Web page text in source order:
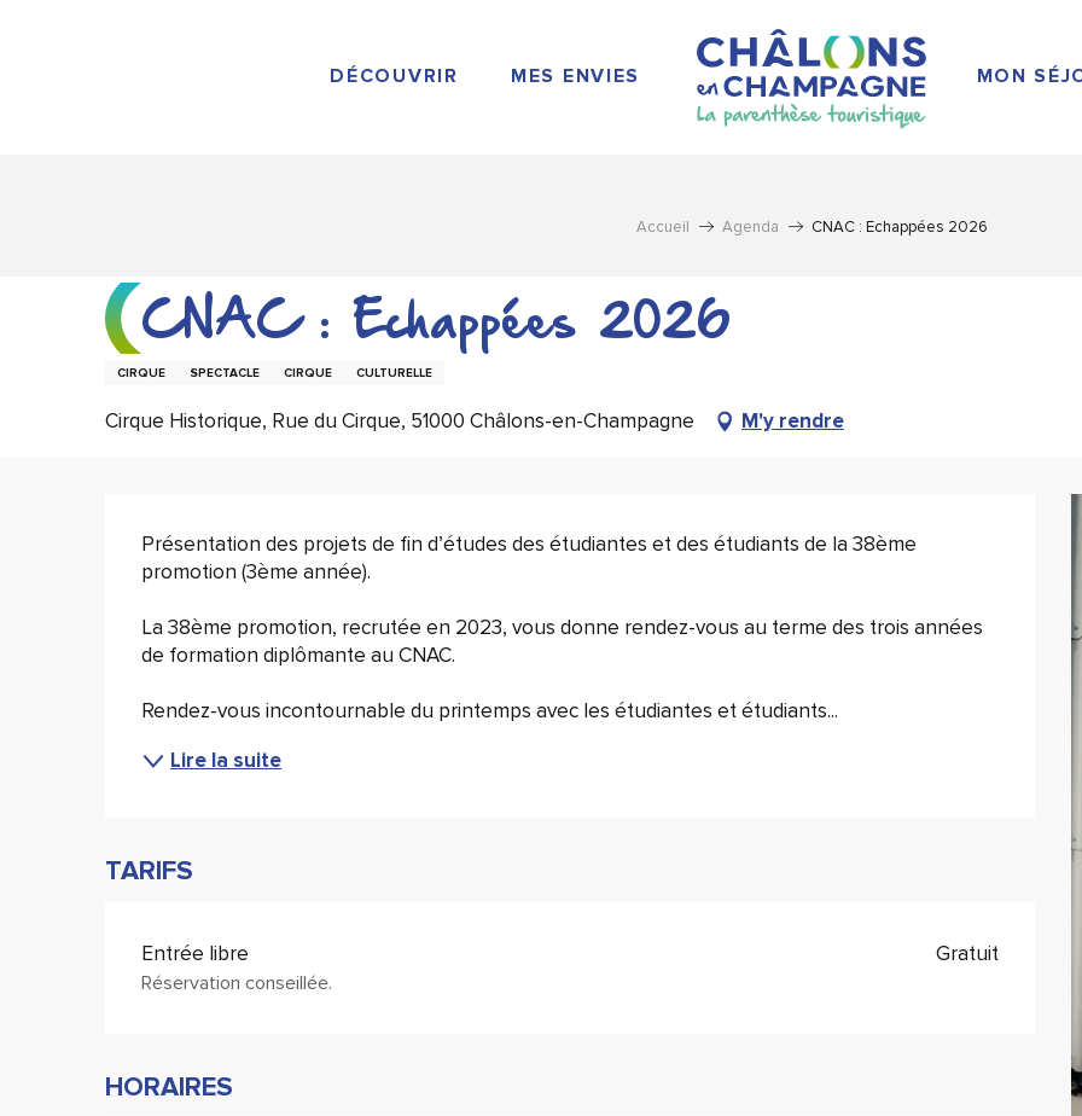
DÉCOUVRIR MES ENVIES MON
Accueil Agenda CNAC : Echappées 2026
CNAC : Echappées 2026
CIRQUE SPECTACLE CIRQUE CULTURELLE
Cirque Historique, Rue du Cirque, 51000 Châlons-en-Champagne M'y rendre
Description
Présentation des projets de fin d’études des étudiantes et des étudiants de la 38ème
promotion (3ème année).
La 38ème promotion, recrutée en 2023, vous donne rendez-vous au terme des trois années
de formation diplômante au CNAC.
Rendez-vous incontournable du printemps avec les étudiantes et étudiants...
Lire la suite
TARIFS
Entrée libre
Réservation conseillée.
Gratuit
HORAIRES